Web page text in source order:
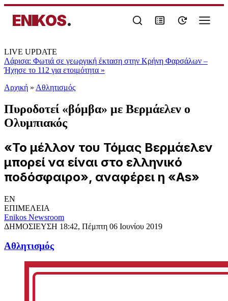
ENIKOS.
LIVE UPDATE
Λάρισα: Φωτιά σε γεωργική έκταση στην Κρήνη Φαρσάλων –
Ήχησε το 112 για ετοιμότητα »
Αρχική » Αθλητισμός
Πυροδοτεί «βόμβα» με Βερμάελεν ο
Ολυμπιακός
«Το μέλλον του Τόμας Βερμάελεν
μπορεί να είναι στο ελληνικό
ποδόσφαιρο», αναφέρει η «As»
EN
ΕΠΙΜΕΛΕΙΑ
Enikos Newsroom
ΔΗΜΟΣΙΕΥΣΗ 18:42, Πέμπτη 06 Ιουνίου 2019
Αθλητισμός